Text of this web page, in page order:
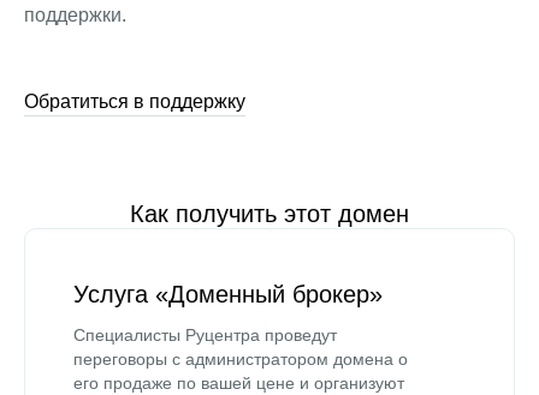
поддержки.
Обратиться в поддержку
Как получить этот домен
Услуга «Доменный брокер»
Специалисты Руцентра проведут
переговоры с администратором домена о
его продаже по вашей цене и организуют